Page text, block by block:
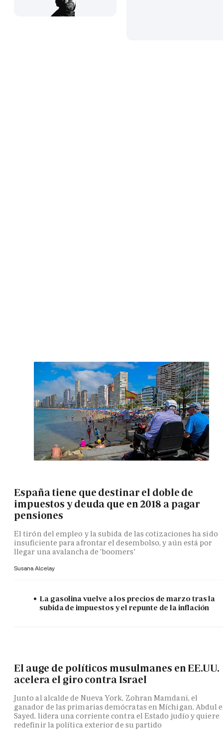
España tiene que destinar el doble de
impuestos y deuda que en 2018 a pagar
pensiones
El tirón del empleo y la subida de las cotizaciones ha sido
insuficiente para afrontar el desembolso, y aún está por
llegar una avalancha de 'boomers'
Susana Alcelay
La gasolina vuelve a los precios de marzo tras la
subida de impuestos y el repunte de la inflación
El auge de políticos musulmanes en EE.UU.
acelera el giro contra Israel
Junto al alcalde de Nueva York, Zohran Mamdani, el
ganador de las primarias demócratas en Míchigan, Abdul
Sayed, lidera una corriente contra el Estado judío y quiere
redefinir la política exterior de su partido